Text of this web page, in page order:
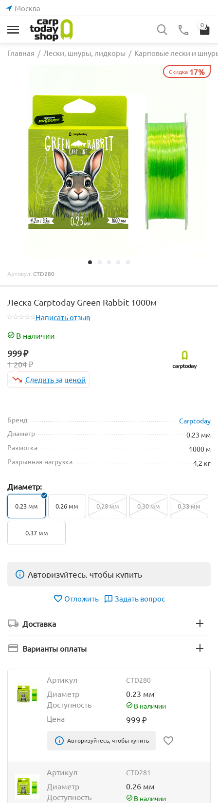
Москва
0
Главная / Лески, шнуры, лидкоры / Карповые лески и
Скидка 17%
Артикул: CTD280
Леска Carptoday Green Rabbit 1000м
Написать отзыв
В наличии
999₽
1 204 ₽
Следить за ценой
Бренд
Carptoday
Диаметр
0.23 мм
Размотка
1000 м
Разрывная нагрузка
4,2 кг
Диаметр:
0.23 мм 0.26 мм 0.28 мм 0.30 мм 0.33 мм
0.37 мм
Авторизуйтесь, чтобы купить
Отложить Задать вопрос
Доставка
Варианты оплаты
Артикул CTD280
Диаметр
0.23 мм
Доступность
В наличии
Цена 999₽
Авторизуйтесь, чтобы купить
Артикул CTD281
Диаметр
0.26 мм
Доступность
В наличии